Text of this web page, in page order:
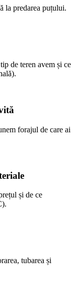
la predarea puțului.
de teren avem și ce
forajul de care ai
și de ce
tubarea și